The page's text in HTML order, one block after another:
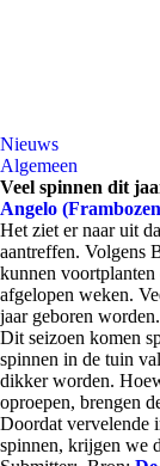
Nieuws
Algemeen
Veel spinnen dit
Angelo
Het ziet er naar uit
aantreffen. Volgens
kunnen voortplanten
afgelopen weken.
jaar geboren worden.
Dit seizoen komen
spinnen in de tuin
dikker worden.
oproepen, brengen
Doordat vervelende
spinnen, krijgen we